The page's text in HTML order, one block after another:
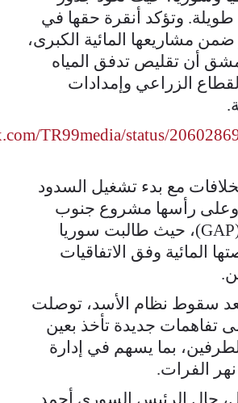
طويلة. وتؤكد أنقرة حقها في
ضمن مشاريعها المائية الكبرى،
أن تقليص تدفق المياه
الزراعي وإمدادات
TR99media/status/
مع بدء تشغيل السدود
وعلى رأسها مشروع جنوب
شرق الأناضول (GAP)، حيث طالبت سوريا
المائية وفق الاتفاقيات
سقوط نظام الأسد، توصلت
تفاهمات جديدة تأخذ بعين
بما يسهم في إدارة
نهر الفرات.
جال الرئيس السوري أحمد